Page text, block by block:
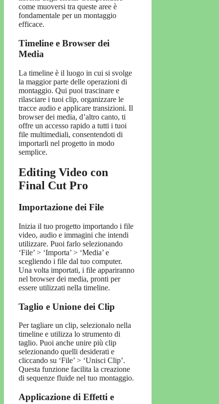
come muoversi tra queste aree è
fondamentale per un montaggio
efficace.
Timeline e Browser dei
Media
La timeline è il luogo in cui si svolge
la maggior parte delle operazioni di
montaggio. Qui puoi trascinare e
rilasciare i tuoi clip, organizzare le
tracce audio e applicare transizioni. Il
browser dei media, d’altro canto, ti
offre un accesso rapido a tutti i tuoi
file multimediali, consentendoti di
importarli nel progetto in modo
semplice.
Editing Video con
Final Cut Pro
Importazione dei File
Inizia il tuo progetto importando i file
video, audio e immagini che intendi
utilizzare. Puoi farlo selezionando
‘File’ > ‘Importa’ > ‘Media’ e
scegliendo i file dal tuo computer.
Una volta importati, i file appariranno
nel browser dei media, pronti per
essere utilizzati nella timeline.
Taglio e Unione dei Clip
Per tagliare un clip, selezionalo nella
timeline e utilizza lo strumento di
taglio. Puoi anche unire più clip
selezionando quelli desiderati e
cliccando su ‘File’ > ‘Unisci Clip’.
Questa funzione facilita la creazione
di sequenze fluide nel tuo montaggio.
Applicazione di Effetti e